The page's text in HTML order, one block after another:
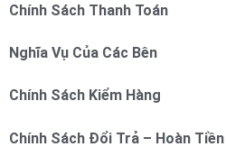
Chính Sách Thanh Toán
Nghĩa Vụ Của Các Bên
Chính Sách Kiểm Hàng
Chính Sách Đổi Trả – Hoàn Tiền